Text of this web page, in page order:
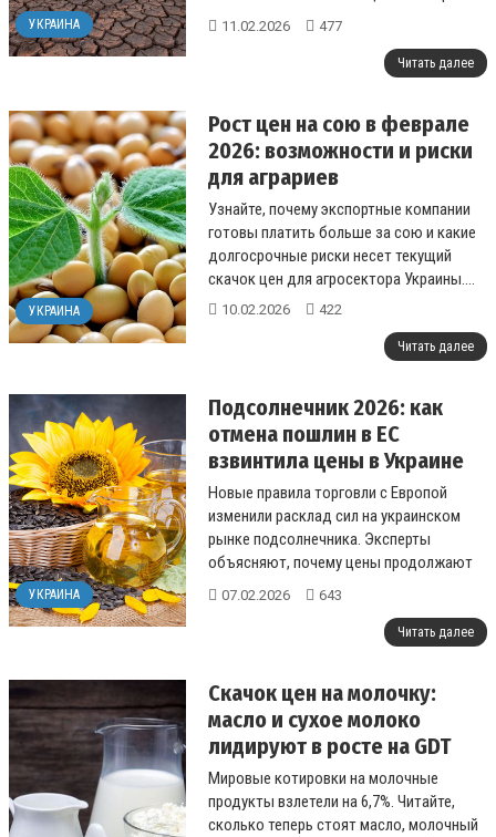
УКРАИНА
лидеры рынка....
11.02.2026 477
Читать далее
УКРАИНА
Рост цен на сою в феврале
2026: возможности и риски
для аграриев
Узнайте, почему экспортные компании
готовы платить больше за сою и какие
долгосрочные риски несет текущий
скачок цен для агросектора Украины....
10.02.2026 422
Читать далее
УКРАИНА
Подсолнечник 2026: как
отмена пошлин в ЕС
взвинтила цены в Украине
Новые правила торговли с Европой
изменили расклад сил на украинском
рынке подсолнечника. Эксперты
объясняют, почему цены продолжают
расти....
07.02.2026 643
Читать далее
Скачок цен на молочку:
масло и сухое молоко
лидируют в росте на GDT
Мировые котировки на молочные
продукты взлетели на 6,7%. Читайте,
сколько теперь стоят масло, молочный